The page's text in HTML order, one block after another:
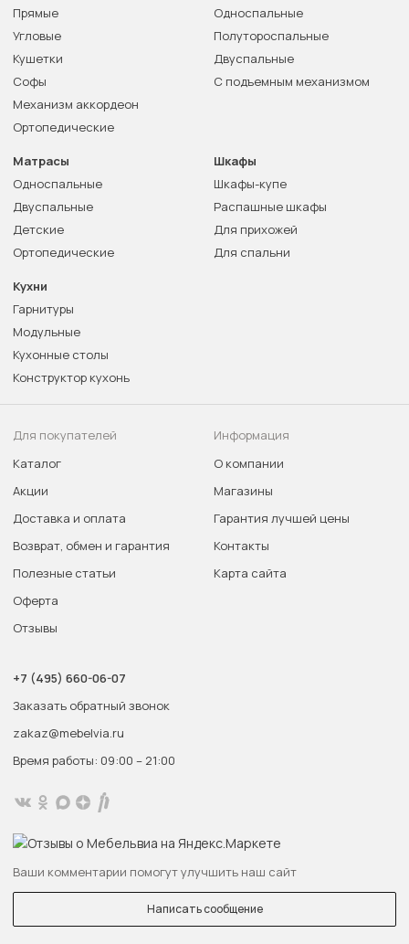
Прямые
Угловые
Кушетки
Софы
Механизм аккордеон
Ортопедические
Односпальные
Полутороспальные
Двуспальные
С подъемным механизмом
Матрасы
Односпальные
Двуспальные
Детские
Ортопедические
Шкафы
Шкафы-купе
Распашные шкафы
Для прихожей
Для спальни
Кухни
Гарнитуры
Модульные
Кухонные столы
Конструктор кухонь
Для покупателей
Каталог
Акции
Доставка и оплата
Возврат, обмен и гарантия
Полезные статьи
Оферта
Отзывы
Информация
О компании
Магазины
Гарантия лучшей цены
Контакты
Карта сайта
+7 (495) 660-06-07
Заказать обратный звонок
zakaz@mebelvia.ru
Время работы: 09:00 – 21:00
Ваши комментарии помогут улучшить наш сайт
Написать сообщение